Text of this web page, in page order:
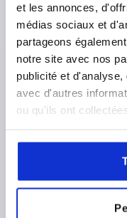
et les annonces,
médias sociaux et
partageons
notre site avec nos
publicité et
avec d'autres
ou qu'ils ont
VOLANT MOLETÉ T.
THERMOPLASTIQUE
COMP:ACIER INOX.,
COLORIS DU
FILETAGE=M5